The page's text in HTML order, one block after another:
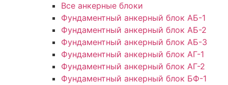
Все анкерные блоки
Фундаментный анкерный блок АБ-1
Фундаментный анкерный блок АБ-2
Фундаментный анкерный блок АБ-3
Фундаментный анкерный блок АГ-1
Фундаментный анкерный блок АГ-2
Фундаментный анкерный блок БФ-1